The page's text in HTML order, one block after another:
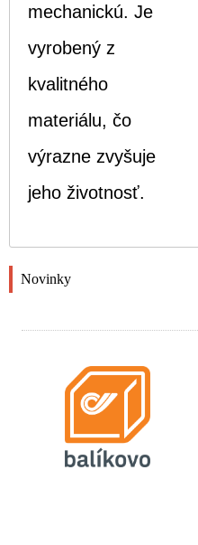
mechanickú. Je
vyrobený z
kvalitného
materiálu, čo
výrazne zvyšuje
jeho životnosť.
Novinky